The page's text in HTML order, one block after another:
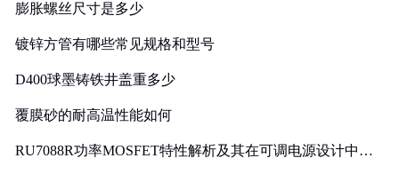
膨胀螺丝尺寸是多少
镀锌方管有哪些常见规格和型号
D400球墨铸铁井盖重多少
覆膜砂的耐高温性能如何
RU7088R功率MOSFET特性解析及其在可调电源设计中的